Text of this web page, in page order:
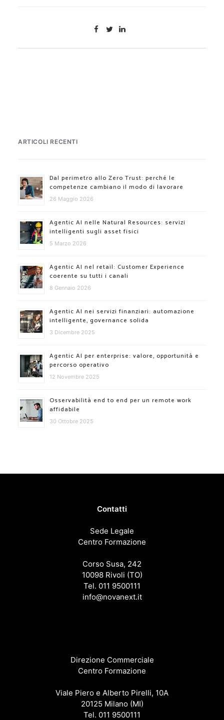
ARTICOLI RECENTI
Dal perimetro allo Zero Trust: perché le
competenze cambiano il modo di lavorare
26 Maggio 2026
Agentic AI nelle Natural Resources: servizi
intelligenti sugli asset fisici
5 Marzo 2026
Agentic AI nel retail: Customer Experience
coerente su tutti i canali
8 Gennaio 2026
Agentic AI nei servizi finanziari: automazione
intelligente, governance solida
3 Dicembre 2025
Agentic AI per enterprise: valore, opportunità e
percorso operativo
12 Novembre 2025
Osservabilità end to end per un remote work
affidabile
30 Ottobre 2025
Contatti
Sede Legale
Centro Formazione
Corso Susa, 242
10098 Rivoli (TO)
Tel. 011 9500111
info@novanext.it
Direzione Commerciale
Centro Formazione
Viale Piero e Alberto Pirelli, 10A
20125 Milano (MI)
Tel. 011 9500111